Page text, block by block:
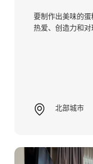
要制作出美味的
热爱、创造力和对
北部城市